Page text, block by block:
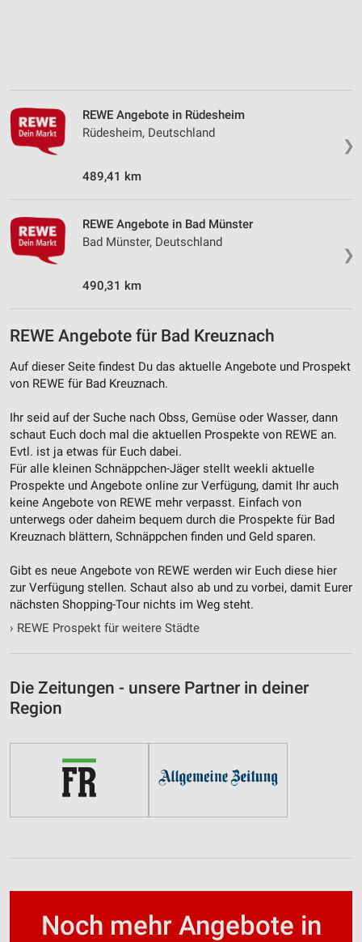
❯
REWE Angebote in Rüdesheim
Rüdesheim, Deutschland
489,41 km
❯
REWE Angebote in Bad Münster
Bad Münster, Deutschland
490,31 km
REWE Angebote für Bad Kreuznach
Auf dieser Seite findest Du das aktuelle Angebote und Prospekt
von REWE für Bad Kreuznach.
Ihr seid auf der Suche nach Obss, Gemüse oder Wasser, dann
schaut Euch doch mal die aktuellen Prospekte von REWE an.
Evtl. ist ja etwas für Euch dabei.
Für alle kleinen Schnäppchen-Jäger stellt weekli aktuelle
Prospekte und Angebote online zur Verfügung, damit Ihr auch
keine Angebote von REWE mehr verpasst. Einfach von
unterwegs oder daheim bequem durch die Prospekte für Bad
Kreuznach blättern, Schnäppchen finden und Geld sparen.
Gibt es neue Angebote von REWE werden wir Euch diese hier
zur Verfügung stellen. Schaut also ab und zu vorbei, damit Eurer
nächsten Shopping-Tour nichts im Weg steht.
› REWE Prospekt für weitere Städte
Die Zeitungen - unsere Partner in deiner
Region
Noch mehr Angebote in
Informationen identifizieren
Nicht-IAB-Verarbeitungszwecke:
Funktional
Werbung